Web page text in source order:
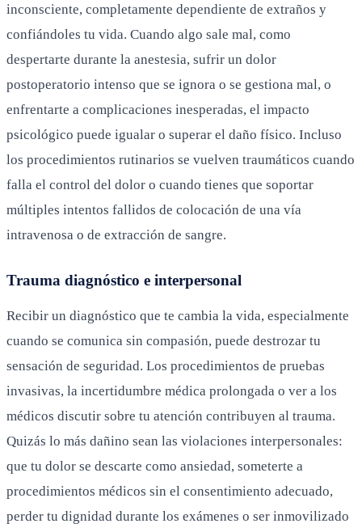
inconsciente, completamente dependiente de extraños y
confiándoles tu vida. Cuando algo sale mal, como
despertarte durante la anestesia, sufrir un dolor
postoperatorio intenso que se ignora o se gestiona mal, o
enfrentarte a complicaciones inesperadas, el impacto
psicológico puede igualar o superar el daño físico. Incluso
los procedimientos rutinarios se vuelven traumáticos cuando
falla el control del dolor o cuando tienes que soportar
múltiples intentos fallidos de colocación de una vía
intravenosa o de extracción de sangre.
Trauma diagnóstico e interpersonal
Recibir un diagnóstico que te cambia la vida, especialmente
cuando se comunica sin compasión, puede destrozar tu
sensación de seguridad. Los procedimientos de pruebas
invasivas, la incertidumbre médica prolongada o ver a los
médicos discutir sobre tu atención contribuyen al trauma.
Quizás lo más dañino sean las violaciones interpersonales:
que tu dolor se descarte como ansiedad, someterte a
procedimientos médicos sin el consentimiento adecuado,
perder tu dignidad durante los exámenes o ser inmovilizado